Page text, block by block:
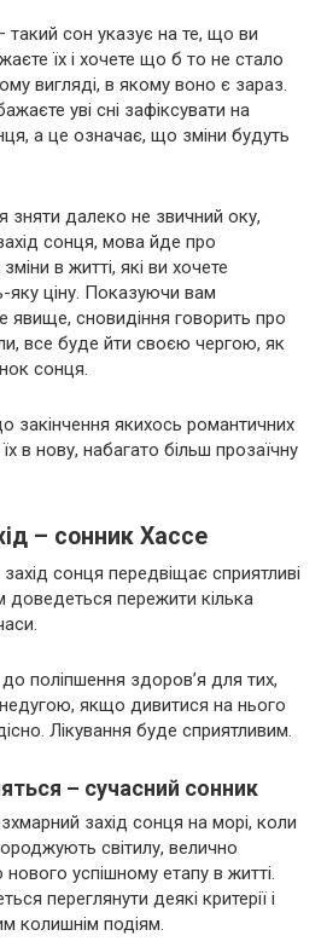
такий сон указує на те, що ви
їх і хочете що б то не стало
вигляді, в якому воно є зараз.
уві сні зафіксувати на
а це означає, що зміни будуть
далеко не звичний оку,
сонця, мова йде про
в житті, які ви хочете
яку ціну. Показуючи вам
явище, сновидіння говорить про
все буде йти своєю чергою, як
сонця.
закінчення якихось романтичних
в нову, набагато більш прозаїчну
– сонник Хассе
сонця передвіщає сприятливі
доведеться пережити кілька
поліпшення здоров’я для тих,
якщо дивитися на нього
Лікування буде сприятливим.
– сучасний сонник
захід сонця на морі, коли
світилу, велично
успішному етапу в житті.
переглянути деякі критерії і
колишнім подіям.